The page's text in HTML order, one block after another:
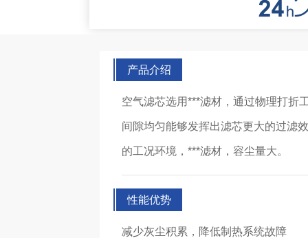
产品介绍
空气滤芯选用***滤材，通过物理打折
间隙均匀能够发挥出滤芯更大的过滤
的工况环境，***滤材，容尘量大。
性能优势
减少灰尘积累，降低制热系统故障